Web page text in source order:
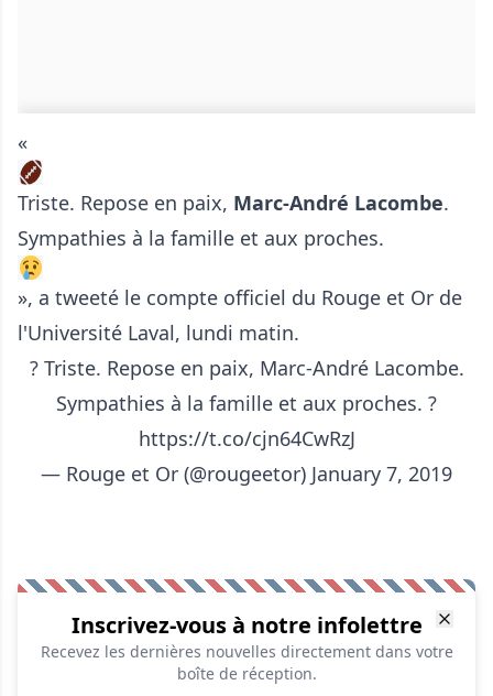
«
Triste. Repose en paix, Marc-André Lacombe.
Sympathies à la famille et aux proches.
», a tweeté le compte officiel du Rouge et Or de
l'Université Laval, lundi matin.
? Triste. Repose en paix, Marc-André Lacombe.
Sympathies à la famille et aux proches. ?
https://t.co/cjn64CwRzJ
— Rouge et Or (@rougeetor) January 7, 2019
Inscrivez-vous à notre infolettre
Recevez les dernières nouvelles directement dans votre
boîte de réception.